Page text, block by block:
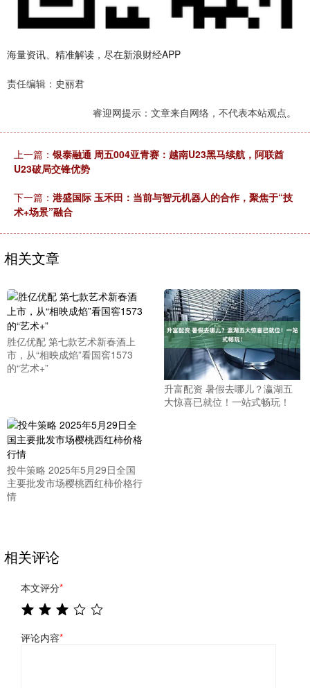
海量资讯、精准解读，尽在新浪财经APP
责任编辑：史丽君
睿迎网提示：文章来自网络，不代表本站观点。
上一篇： 银泰融通 周五004亚青赛：越南U23黑马续航，阿联酋
U23破局交锋优势
下一篇： 港盛国际 玉禾田：当前与智元机器人的合作，聚焦于“技
术+场景”融合
相关文章
胜亿优配 第七款艺术新春酒上
市，从“相映成焰”看国窖1573
的“艺术+”
升富配资 暑假去哪儿？瀛湖五
大惊喜已就位！一站式畅玩！
投牛策略 2025年5月29日全国
主要批发市场樱桃西红柿价格行
情
相关评论
本文评分*
评论内容*